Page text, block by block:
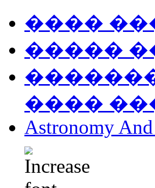
����
�����
����
Astronomy